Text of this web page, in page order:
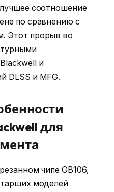
соотношение
по сравнению с
Этот прорыв во
и
DLSS и MFG.
для
чипе GB106,
моделей